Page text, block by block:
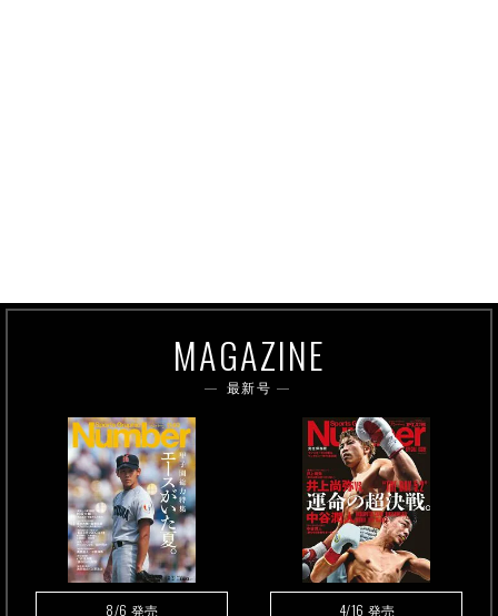
MAGAZINE
最新号
8/6 発売 4/16 発売